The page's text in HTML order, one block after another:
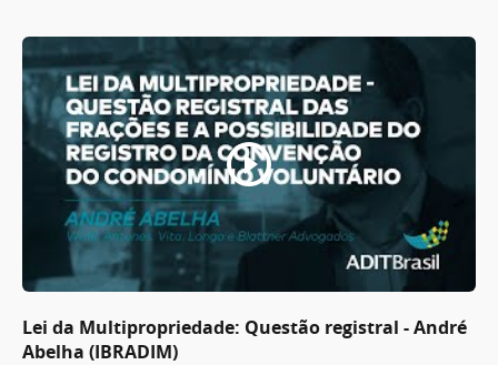
Lei da Multipropriedade: Questão registral - André
Abelha (IBRADIM)